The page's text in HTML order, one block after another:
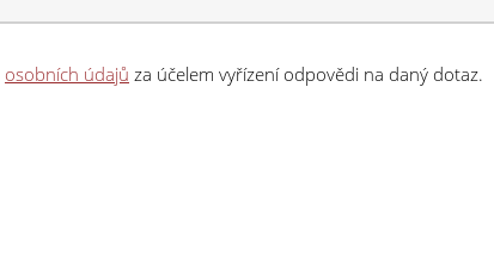
osobních údajů za účelem vyřízení odpovědi na daný dotaz.